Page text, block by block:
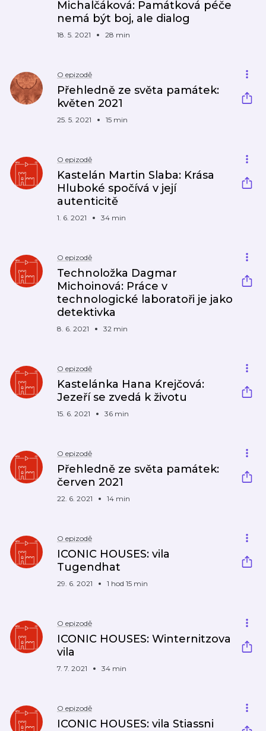
Michalčáková: Památková péče
nemá být boj, ale dialog
18. 5. 2021 28 min
O epizodě
Přehledně ze světa památek:
květen 2021
25. 5. 2021 15 min
O epizodě
Kastelán Martin Slaba: Krása
Hluboké spočívá v její
autenticitě
1. 6. 2021 34 min
O epizodě
Technoložka Dagmar
Michoinová: Práce v
technologické laboratoři je jako
detektivka
8. 6. 2021 32 min
O epizodě
Kastelánka Hana Krejčová:
Jezeří se zvedá k životu
15. 6. 2021 36 min
O epizodě
Přehledně ze světa památek:
červen 2021
22. 6. 2021 14 min
O epizodě
ICONIC HOUSES: vila
Tugendhat
29. 6. 2021 1 hod 15 min
O epizodě
ICONIC HOUSES: Winternitzova
vila
7. 7. 2021 34 min
O epizodě
ICONIC HOUSES: vila Stiassni